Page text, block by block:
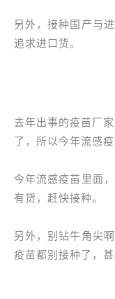
另外，接种国产与
追求进口货。
去年出事的疫苗厂
了，所以今年流感
今年流感疫苗里面
有货，赶快接种。
另外，别钻牛角尖
疫苗都别接种了，